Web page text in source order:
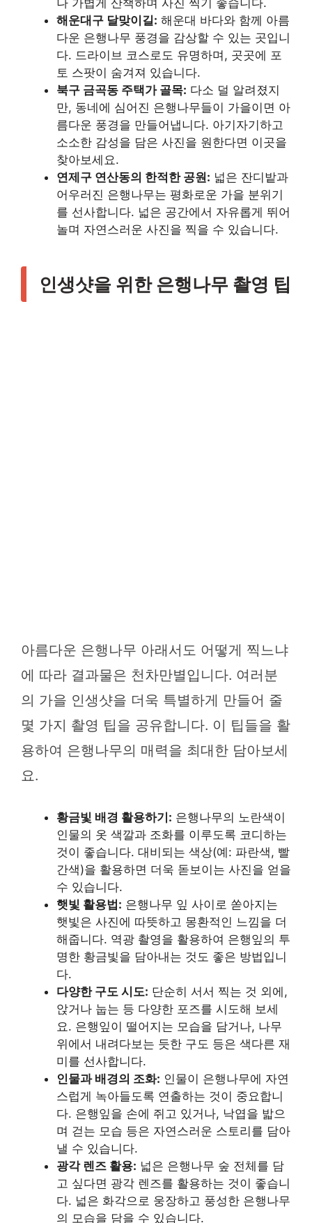
나 가볍게 산책하며 사진 찍기 좋습니다.
해운대구 달맞이길: 해운대 바다와 함께 아름
다운 은행나무 풍경을 감상할 수 있는 곳입니
다. 드라이브 코스로도 유명하며, 곳곳에 포
토 스팟이 숨겨져 있습니다.
북구 금곡동 주택가 골목: 다소 덜 알려졌지
만, 동네에 심어진 은행나무들이 가을이면 아
름다운 풍경을 만들어냅니다. 아기자기하고
소소한 감성을 담은 사진을 원한다면 이곳을
찾아보세요.
연제구 연산동의 한적한 공원: 넓은 잔디밭과
어우러진 은행나무는 평화로운 가을 분위기
를 선사합니다. 넓은 공간에서 자유롭게 뛰어
놀며 자연스러운 사진을 찍을 수 있습니다.
인생샷을 위한 은행나무 촬영 팁
아름다운 은행나무 아래서도 어떻게 찍느냐
에 따라 결과물은 천차만별입니다. 여러분
의 가을 인생샷을 더욱 특별하게 만들어 줄
몇 가지 촬영 팁을 공유합니다. 이 팁들을 활
용하여 은행나무의 매력을 최대한 담아보세
요.
황금빛 배경 활용하기: 은행나무의 노란색이
인물의 옷 색깔과 조화를 이루도록 코디하는
것이 좋습니다. 대비되는 색상(예: 파란색, 빨
간색)을 활용하면 더욱 돋보이는 사진을 얻을
수 있습니다.
햇빛 활용법: 은행나무 잎 사이로 쏟아지는
햇빛은 사진에 따뜻하고 몽환적인 느낌을 더
해줍니다. 역광 촬영을 활용하여 은행잎의 투
명한 황금빛을 담아내는 것도 좋은 방법입니
다.
다양한 구도 시도: 단순히 서서 찍는 것 외에,
앉거나 눕는 등 다양한 포즈를 시도해 보세
요. 은행잎이 떨어지는 모습을 담거나, 나무
위에서 내려다보는 듯한 구도 등은 색다른 재
미를 선사합니다.
인물과 배경의 조화: 인물이 은행나무에 자연
스럽게 녹아들도록 연출하는 것이 중요합니
다. 은행잎을 손에 쥐고 있거나, 낙엽을 밟으
며 걷는 모습 등은 자연스러운 스토리를 담아
낼 수 있습니다.
광각 렌즈 활용: 넓은 은행나무 숲 전체를 담
고 싶다면 광각 렌즈를 활용하는 것이 좋습니
다. 넓은 화각으로 웅장하고 풍성한 은행나무
의 모습을 담을 수 있습니다.